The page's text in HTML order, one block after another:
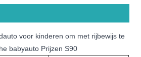
voor kinderen om met rijbewijs te
babyauto Prijzen S90